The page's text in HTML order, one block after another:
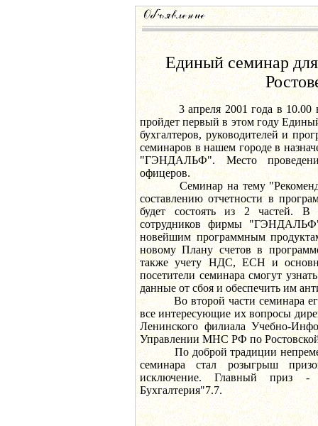
Единый семинар для
3 апреля 2001 года в 10.00
пройдет первый в этом году
бухгалтеров, руководителей и
семинаров в нашем городе в
"ГЭНДАЛЬФ". Место
офицеров.
Семинар на тему
составлению отчетности в
будет состоять из 2 частей. В
сотрудников фирмы
новейшим программным
новому Плану счетов в
также учету НДС, ЕСН и
посетители семинара смогут
данные от сбоя и обеспечить им
Во второй части семинара его
все интересующие их вопросы
Ленинского филиала Учебно-
Управлении МНС РФ по
По доброй традиции
семинара стал розыгрыш
исключение. Главный приз -
Бухгалтерия"7.7.